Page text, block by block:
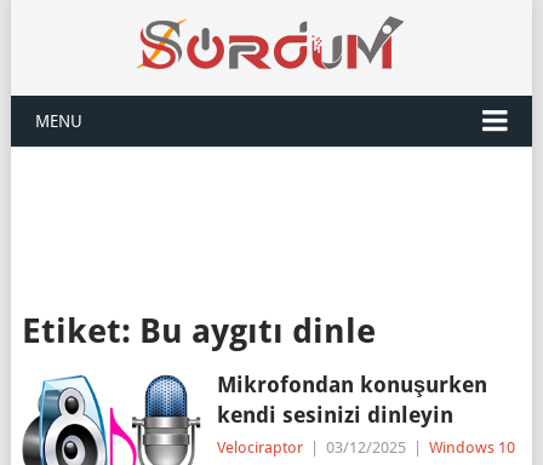
MENU
Etiket: Bu aygıtı dinle
Mikrofondan konuşurken
kendi sesinizi dinleyin
Velociraptor 03/12/2025
Windows 10